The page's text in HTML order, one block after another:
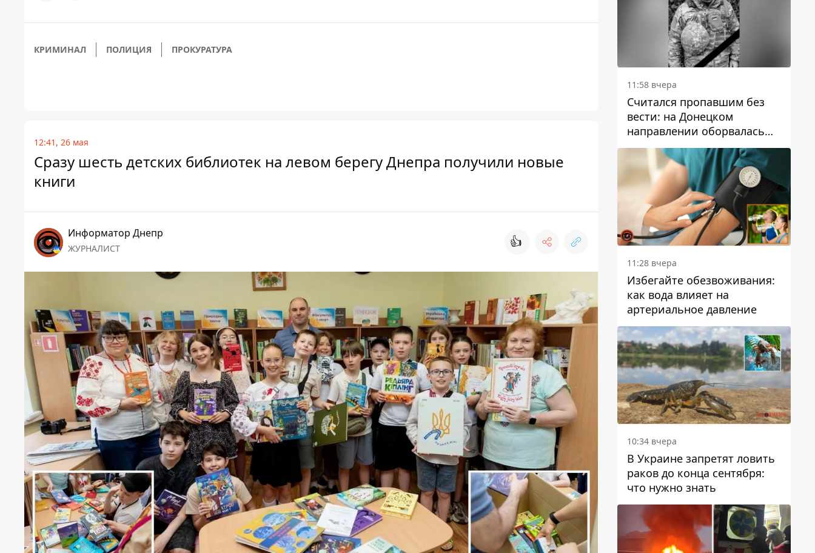
КРИМИНАЛ ПОЛИЦИЯ ПРОКУРАТУРА
12:41, 26 мая
Сразу шесть детских библиотек на левом берегу Днепра получили новые
книги
Информатор Днепр
ЖУРНАЛИСТ 👍
11:58 вчера
Считался пропавшим без
вести: на Донецком
направлении оборвалась
жизнь Анатолия Ткачука из
Днепропетровской области
11:28 вчера
Избегайте обезвоживания:
как вода влияет на
артериальное давление
10:34 вчера
В Украине запретят ловить
раков до конца сентября:
что нужно знать